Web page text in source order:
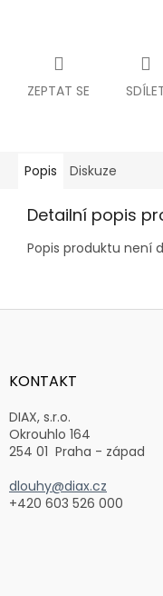
ZEPTAT SE
Popis Diskuze
Detailní popis
Popis produktu není
Z
aKONTAKT
DIAX, s.r.o.
Okrouhlo 164
254 01 Praha - západ
dlouhy@diax.cz
+420 603 526 000